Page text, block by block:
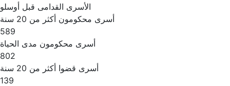
الأسرى القدامى قبل أوسلو
أسرى محكومون أكثر من 20 سنة
589
أسرى محكومون مدى الحياة
802
أسرى قضوا أكثر من 20 سنة
139